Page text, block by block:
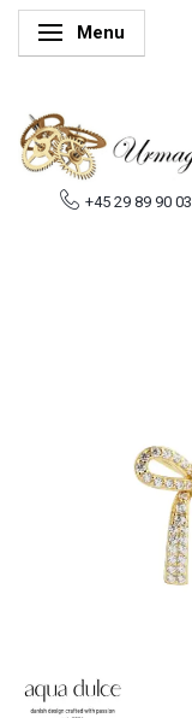
Skifte navigation
Menu
+45 29 89 90 03